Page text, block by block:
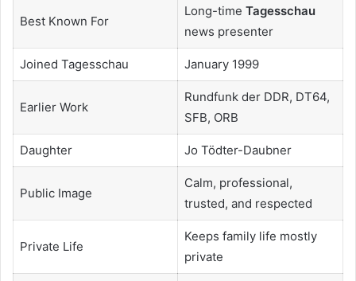
Best Known For
Long-time Tagesschau
news presenter
Joined Tagesschau January 1999
Earlier Work
Rundfunk der DDR, DT64,
SFB, ORB
Daughter Jo Tödter-Daubner
Public Image
Calm, professional,
trusted, and respected
Private Life
Keeps family life mostly
private